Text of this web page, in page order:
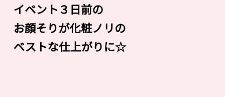
イベント３日前の
お顔そりが化粧ノリの
ベストな仕上がりに☆